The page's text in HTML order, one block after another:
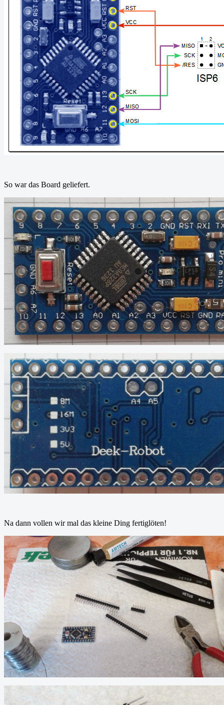
So war das Board geliefert.
Na dann vollen wir mal das kleine Ding fertiglöten!